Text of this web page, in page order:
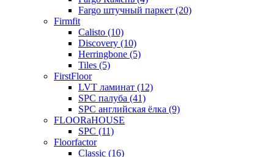
Fargo штучный паркет (20)
Firmfit
Calisto (10)
Discovery (10)
Herringbone (5)
Tiles (5)
FirstFloor
LVT ламинат (12)
SPC палуба (41)
SPC английская ёлка (9)
FLOORaHOUSE
SPC (11)
Floorfactor
Classic (16)